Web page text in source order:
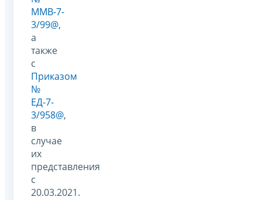
ММВ-7-
3/99@,
а
также
с
Приказом
№
ЕД-7-
3/958@,
в
случае
их
представления
с
20.03.2021.